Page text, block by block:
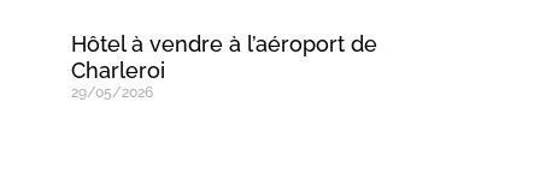
Hôtel à vendre à l’aéroport de
Charleroi
29/05/2026